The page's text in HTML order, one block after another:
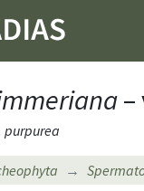
–
purpurea